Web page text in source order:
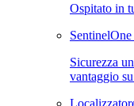
Ospitato in
Sicurezza
vantaggio